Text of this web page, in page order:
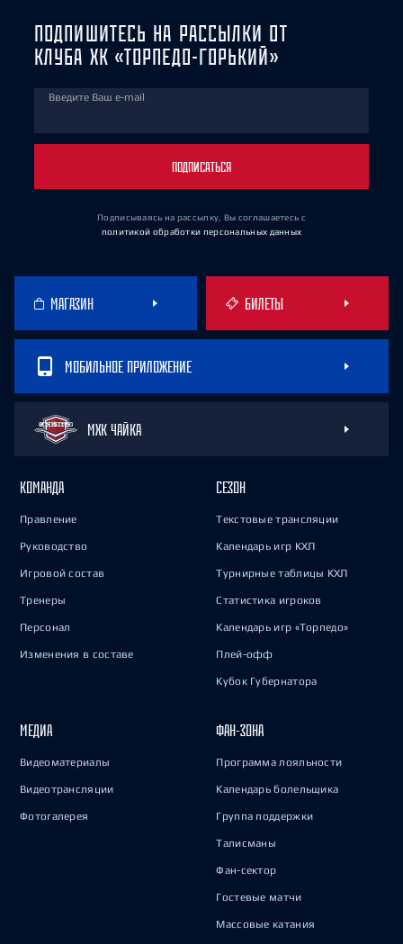
ПОДПИШИТЕСЬ НА РАССЫЛКИ ОТ
КЛУБА ХК «ТОРПЕДО-ГОРЬКИЙ»
Введите Ваш e-mail
ПОДПИСАТЬСЯ
Подписываясь на рассылку, Вы соглашаетесь с
политикой обработки персональных данных
МАГАЗИН БИЛЕТЫ
МОБИЛЬНОЕ ПРИЛОЖЕНИЕ
МХК ЧАЙКА
КОМАНДА
Правление
Руководство
Игровой состав
Тренеры
Персонал
Изменения в составе
СЕЗОН
Текстовые трансляции
Календарь игр КХЛ
Турнирные таблицы КХЛ
Статистика игроков
Календарь игр «Торпедо»
Плей-офф
Кубок Губернатора
МЕДИА
Видеоматериалы
Видеотрансляции
Фотогалерея
ФАН-ЗОНА
Программа лояльности
Календарь болельщика
Группа поддержки
Талисманы
Фан-сектор
Гостевые матчи
Массовые катания